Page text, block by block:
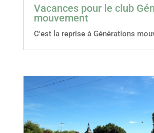
Vacances pour le club
mouvement
C'est la reprise à Générations